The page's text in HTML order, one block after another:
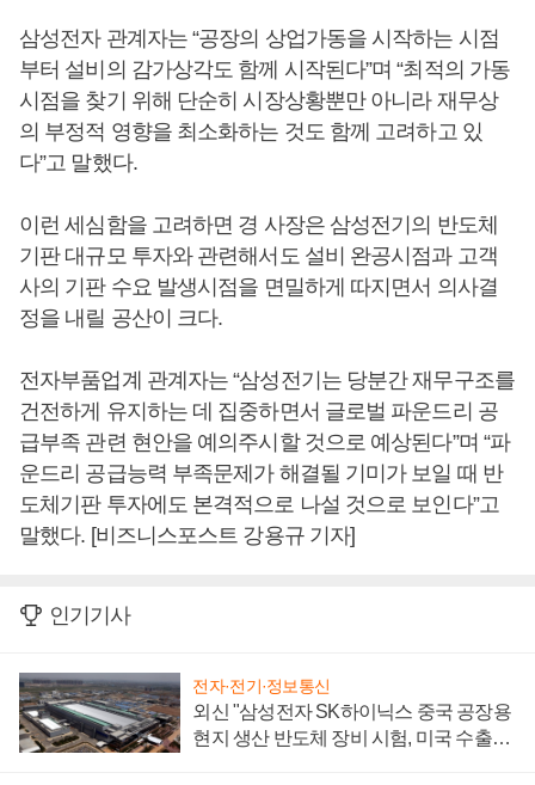
삼성전자 관계자는 “공장의 상업가동을 시작하는 시점
부터 설비의 감가상각도 함께 시작된다”며 “최적의 가동
시점을 찾기 위해 단순히 시장상황뿐만 아니라 재무상
의 부정적 영향을 최소화하는 것도 함께 고려하고 있
다”고 말했다.
이런 세심함을 고려하면 경 사장은 삼성전기의 반도체
기판 대규모 투자와 관련해서도 설비 완공시점과 고객
사의 기판 수요 발생시점을 면밀하게 따지면서 의사결
정을 내릴 공산이 크다.
전자부품업계 관계자는 “삼성전기는 당분간 재무구조를
건전하게 유지하는 데 집중하면서 글로벌 파운드리 공
급부족 관련 현안을 예의주시할 것으로 예상된다”며 “파
운드리 공급능력 부족문제가 해결될 기미가 보일 때 반
도체기판 투자에도 본격적으로 나설 것으로 보인다”고
말했다. [비즈니스포스트 강용규 기자]
인기기사
전자·전기·정보통신
외신 "삼성전자 SK하이닉스 중국 공장용
현지 생산 반도체 장비 시험, 미국 수출통